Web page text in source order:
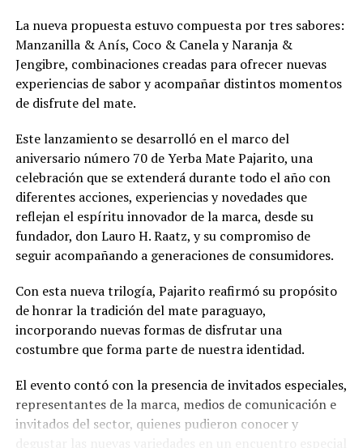
La nueva propuesta estuvo compuesta por tres sabores:
Manzanilla & Anís, Coco & Canela y Naranja &
Jengibre, combinaciones creadas para ofrecer nuevas
experiencias de sabor y acompañar distintos momentos
de disfrute del mate.
Este lanzamiento se desarrolló en el marco del
aniversario número 70 de Yerba Mate Pajarito, una
celebración que se extenderá durante todo el año con
diferentes acciones, experiencias y novedades que
reflejan el espíritu innovador de la marca, desde su
fundador, don Lauro H. Raatz, y su compromiso de
seguir acompañando a generaciones de consumidores.
Con esta nueva trilogía, Pajarito reafirmó su propósito
de honrar la tradición del mate paraguayo,
incorporando nuevas formas de disfrutar una
costumbre que forma parte de nuestra identidad.
El evento contó con la presencia de invitados especiales,
representantes de la marca, medios de comunicación e
invitados del sector, quienes pudieron conocer y